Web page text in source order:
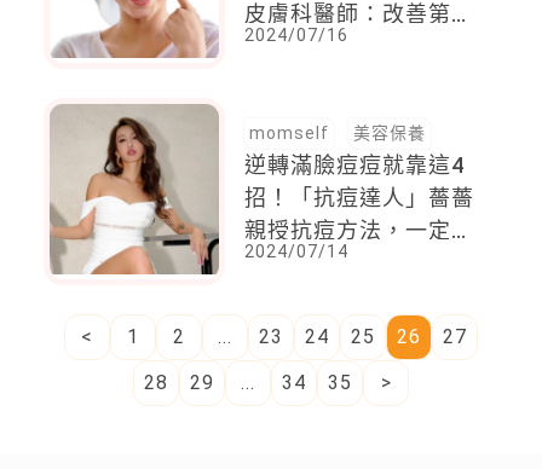
皮膚科醫師：改善第一
步，先搞懂「3個W+1
2024/07/16
momself 美容保養
逆轉滿臉痘痘就靠這4
招！「抗痘達人」薔薔
親授抗痘方法，一定要
忍住「這動作」
2024/07/14
< 1 2 ... 23 24 25 26
27
28
29 ... 34 35 >